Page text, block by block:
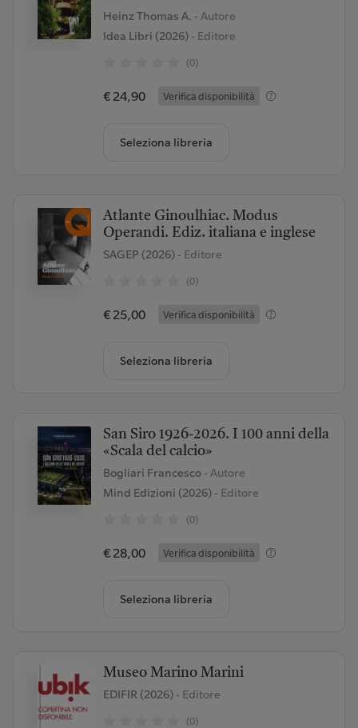
Heinz Thomas A. - Autore
Idea Libri (2026)- Editore
(0)
€ 24,90 Verifica disponibilità
Seleziona libreria
Atlante Ginoulhiac. Modus
Operandi. Ediz. italiana e inglese
SAGEP (2026)- Editore
(0)
€ 25,00 Verifica disponibilità
Seleziona libreria
San Siro 1926-2026. I 100 anni della
«Scala del calcio»
Bogliari Francesco - Autore
Mind Edizioni (2026)- Editore
(0)
€ 28,00 Verifica disponibilità
Seleziona libreria
Museo Marino Marini
EDIFIR (2026)- Editore
(0)